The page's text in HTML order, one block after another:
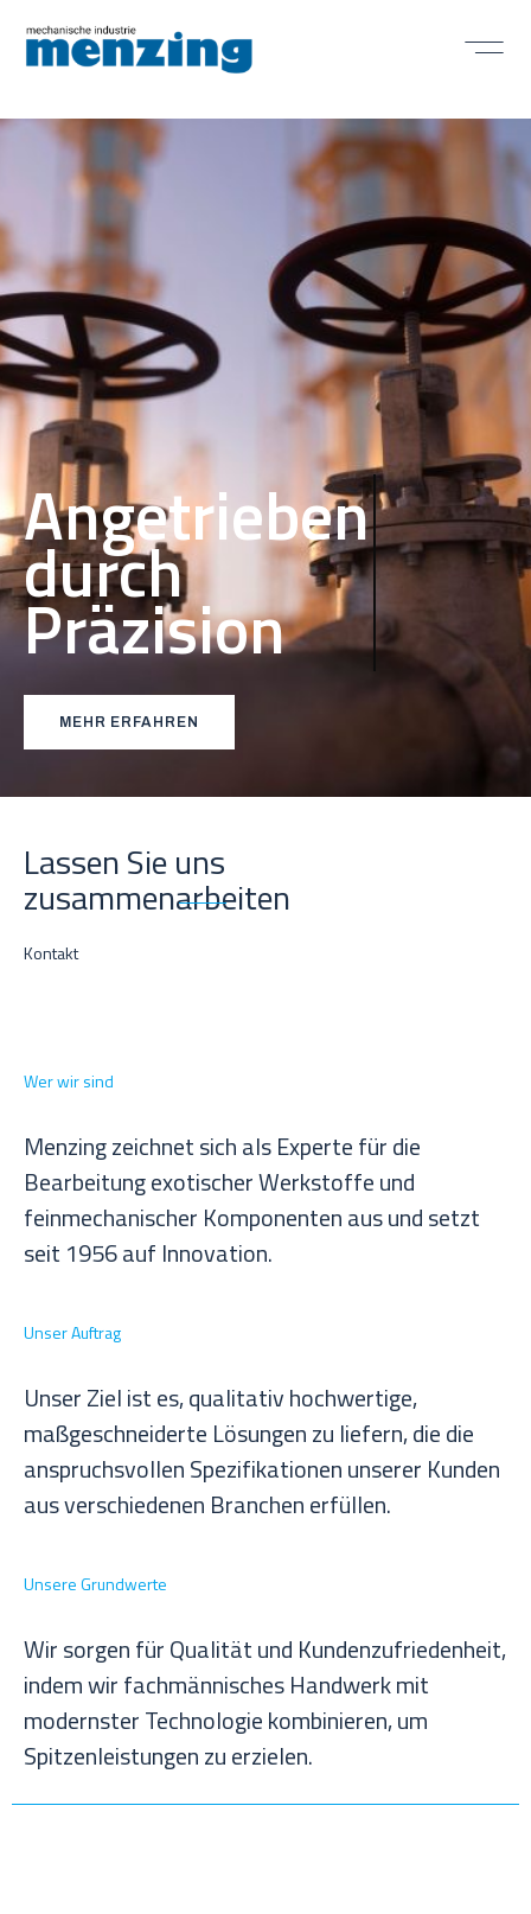
Geschaffen
von
Menschen
MEHR ERFAHREN
Lassen Sie uns
zusammenarbeiten
Kontakt
Wer wir sind
Menzing zeichnet sich als Experte für die
Bearbeitung exotischer Werkstoffe und
feinmechanischer Komponenten aus und setzt
seit 1956 auf Innovation.
Unser Auftrag
Unser Ziel ist es, qualitativ hochwertige,
maßgeschneiderte Lösungen zu liefern, die die
anspruchsvollen Spezifikationen unserer Kunden
aus verschiedenen Branchen erfüllen.
Unsere Grundwerte
Wir sorgen für Qualität und Kundenzufriedenheit,
indem wir fachmännisches Handwerk mit
modernster Technologie kombinieren, um
Spitzenleistungen zu erzielen.